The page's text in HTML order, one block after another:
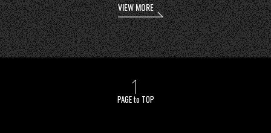
VIEW MORE
PAGE to TOP